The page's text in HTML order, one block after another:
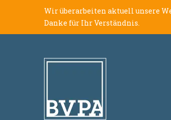
Wir überarbeiten aktuell unsere
Danke für Ihr Verständnis.